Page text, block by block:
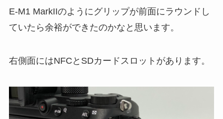
E-M1 MarkIIのようにグリップが前面にラウンドし
ていたら余裕ができたのかなと思います。
右側面にはNFCとSDカードスロットがあります。